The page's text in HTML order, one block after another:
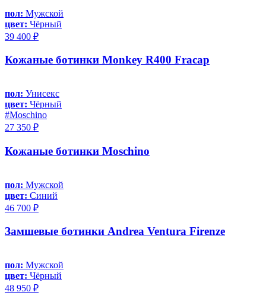
пол: Мужской
цвет: Чёрный
39 400 ₽
Кожаные ботинки Monkey R400 Fracap
пол: Унисекс
цвет: Чёрный
#Moschino
27 350 ₽
Кожаные ботинки Moschino
пол: Мужской
цвет: Синий
46 700 ₽
Замшевые ботинки Andrea Ventura Firenze
пол: Мужской
цвет: Чёрный
48 950 ₽